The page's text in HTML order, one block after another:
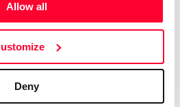
Allow all
Deny
10 años (nací en 1960). Mi
una selección de mis poesías en
House), bajo el título de "DE
LA POESÍA (amores y